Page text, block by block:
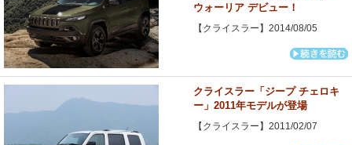
ウォーリア デビュー！
【クライスラー】2014/08/05
クライスラー「ジープ チェロキ
ー」2011年モデルが登場
【クライスラー】2011/02/07